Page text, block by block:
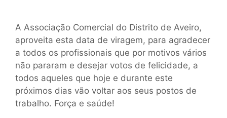
A Associação Comercial do Distrito de Aveiro,
aproveita esta data de viragem, para agradecer
a todos os profissionais que por motivos vários
não pararam e desejar votos de felicidade, a
todos aqueles que hoje e durante este
próximos dias vão voltar aos seus postos de
trabalho. Força e saúde!